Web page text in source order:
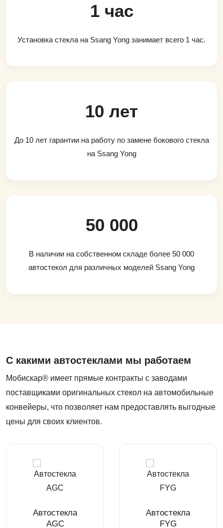
1 час
Установка стекла на Ssang Yong занимает всего 1 час.
10 лет
До 10 лет гарантии на работу по замене бокового стекла
на Ssang Yong
50 000
В наличии на собственном складе более 50 000
автостекол для различных моделей Ssang Yong
С какими автостеклами мы работаем
Мобискар® имеет прямые контракты с заводами
поставщиками оригинальных стекол на автомобильные
конвейеры, что позволяет нам предоставлять выгодные
цены для своих клиентов.
Автостекла
AGC
Автостекла
FYG